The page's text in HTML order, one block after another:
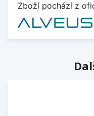
Zboží pochází z